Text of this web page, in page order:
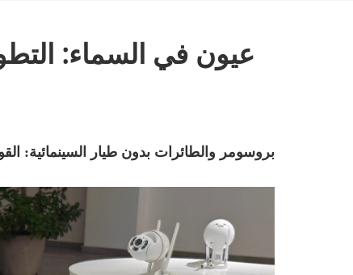
عيون في السماء:
بروسومر والطائرات بدون طيار السينمائية: